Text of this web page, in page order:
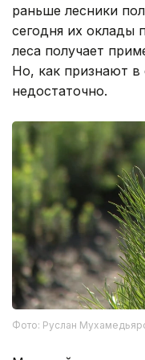
раньше лесники
сегодня их оклады
леса получает
Но, как признают в
недостаточно.
Фото: Руслан